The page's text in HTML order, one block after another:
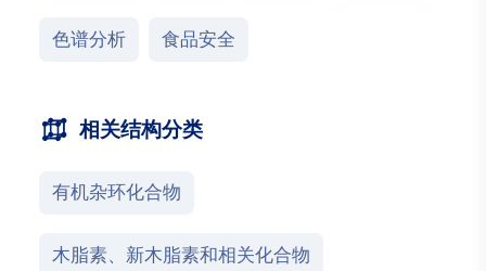
色谱分析 食品安全
相关结构分类
有机杂环化合物
木脂素、新木脂素和相关化合物